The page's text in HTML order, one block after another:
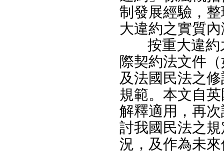
制發展經驗，
大違約之實質
按重大違
際契約法文件
及法國民法之
規範。本文自
解釋適用，再
討我國民法之
況，及作為未